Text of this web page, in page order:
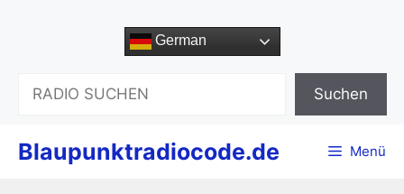
German
Suchen
Blaupunktradiocode.de Menü